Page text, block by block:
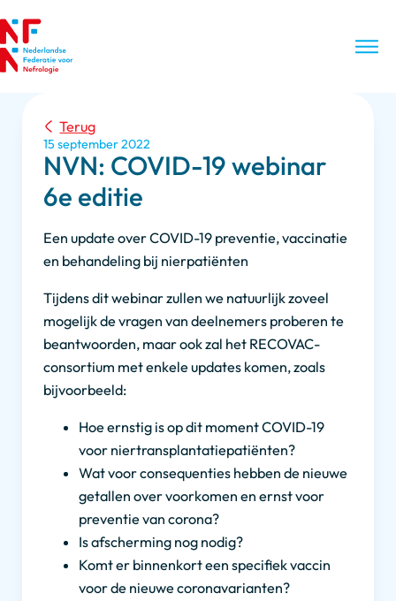
Terug
15 september 2022
NVN: COVID-19 webinar
6e editie
Een update over COVID-19 preventie, vaccinatie
en behandeling bij nierpatiënten
Tijdens dit webinar zullen we natuurlijk zoveel
mogelijk de vragen van deelnemers proberen te
beantwoorden, maar ook zal het RECOVAC-
consortium met enkele updates komen, zoals
bijvoorbeeld:
Hoe ernstig is op dit moment COVID-19
voor niertransplantatiepatiënten?
Wat voor consequenties hebben de nieuwe
getallen over voorkomen en ernst voor
preventie van corona?
Is afscherming nog nodig?
Komt er binnenkort een specifiek vaccin
voor de nieuwe coronavarianten?